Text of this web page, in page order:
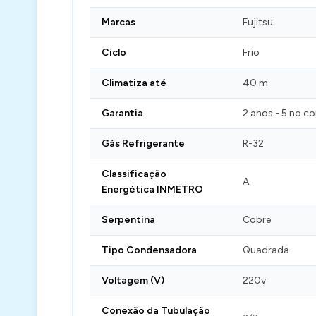
Marcas Fujitsu
Ciclo Frio
Climatiza até 40 m
Garantia 2 anos - 5 no
Gás Refrigerante R-32
Classificação
Energética INMETRO
A
Serpentina Cobre
Tipo Condensadora Quadrada
Voltagem (V) 220v
Conexão da Tubulação